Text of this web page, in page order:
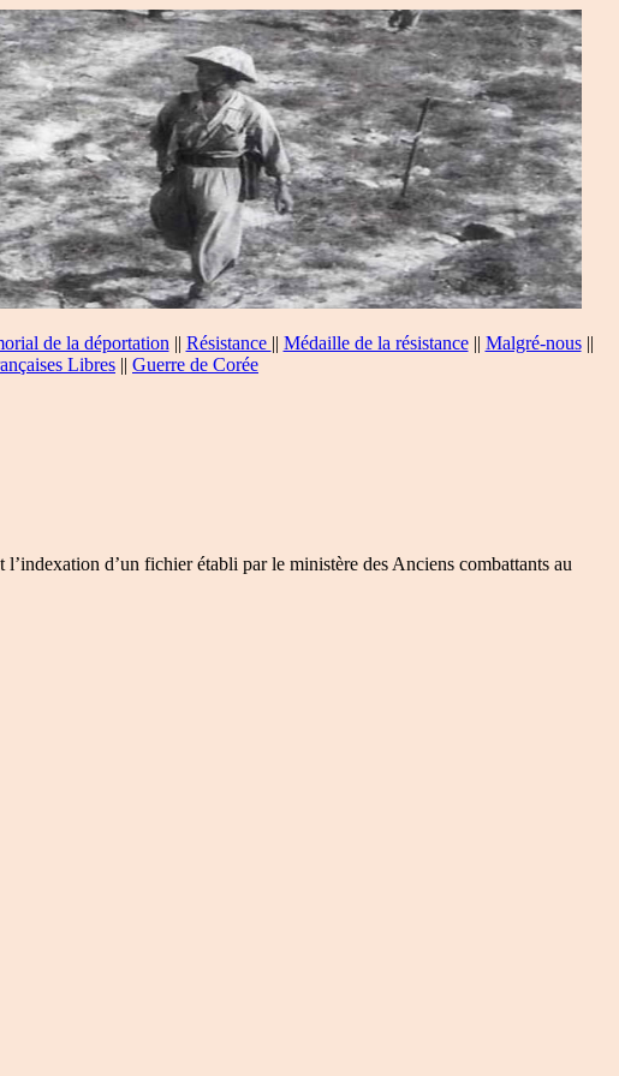
de la déportation || Résistance || Médaille de la résistance|| Malgré-nous||
Libres || Guerre de Corée
d’un fichier établi par le ministère des Anciens combattants au